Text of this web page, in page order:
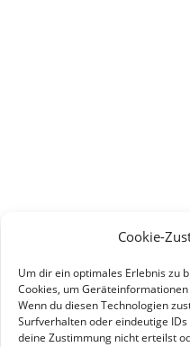
Cookie-
Um dir ein optimales Erlebnis zu
Cookies, um
Wenn du diesen Technologien
Surfverhalten oder eindeutige
deine Zustimmung nicht erteilst